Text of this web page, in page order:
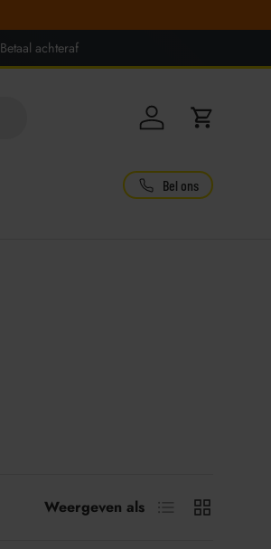
Betaal achteraf
Inloggen
Bel ons
Weergeven als Lijst Raster